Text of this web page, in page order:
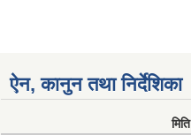
ऐन, कानुन तथा निर्देशिका
मिति